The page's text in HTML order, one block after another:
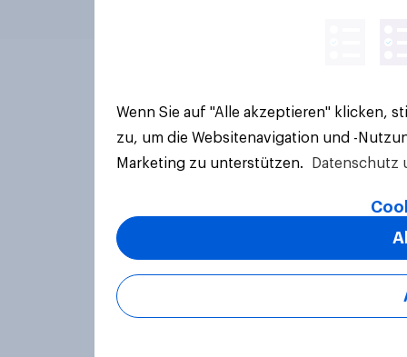
Wenn Sie auf "Alle akzeptieren" klicken,
zu, um die Websitenavigation und -
Marketing zu unterstützen.
Datenschutz